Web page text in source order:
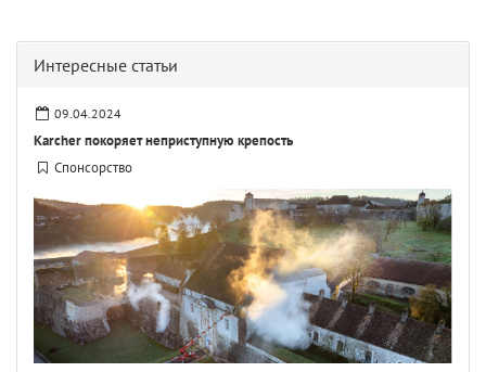
Интересные статьи
09.04.2024
Karcher покоряет неприступную крепость
Спонсорство